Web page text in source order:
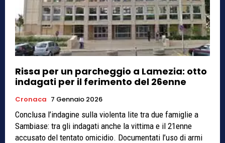
Rissa per un parcheggio a Lamezia: otto
indagati per il ferimento del 26enne
Cronaca 7 Gennaio 2026
Conclusa l’indagine sulla violenta lite tra due famiglie a
Sambiase: tra gli indagati anche la vittima e il 21enne
accusato del tentato omicidio. Documentati l’uso di armi